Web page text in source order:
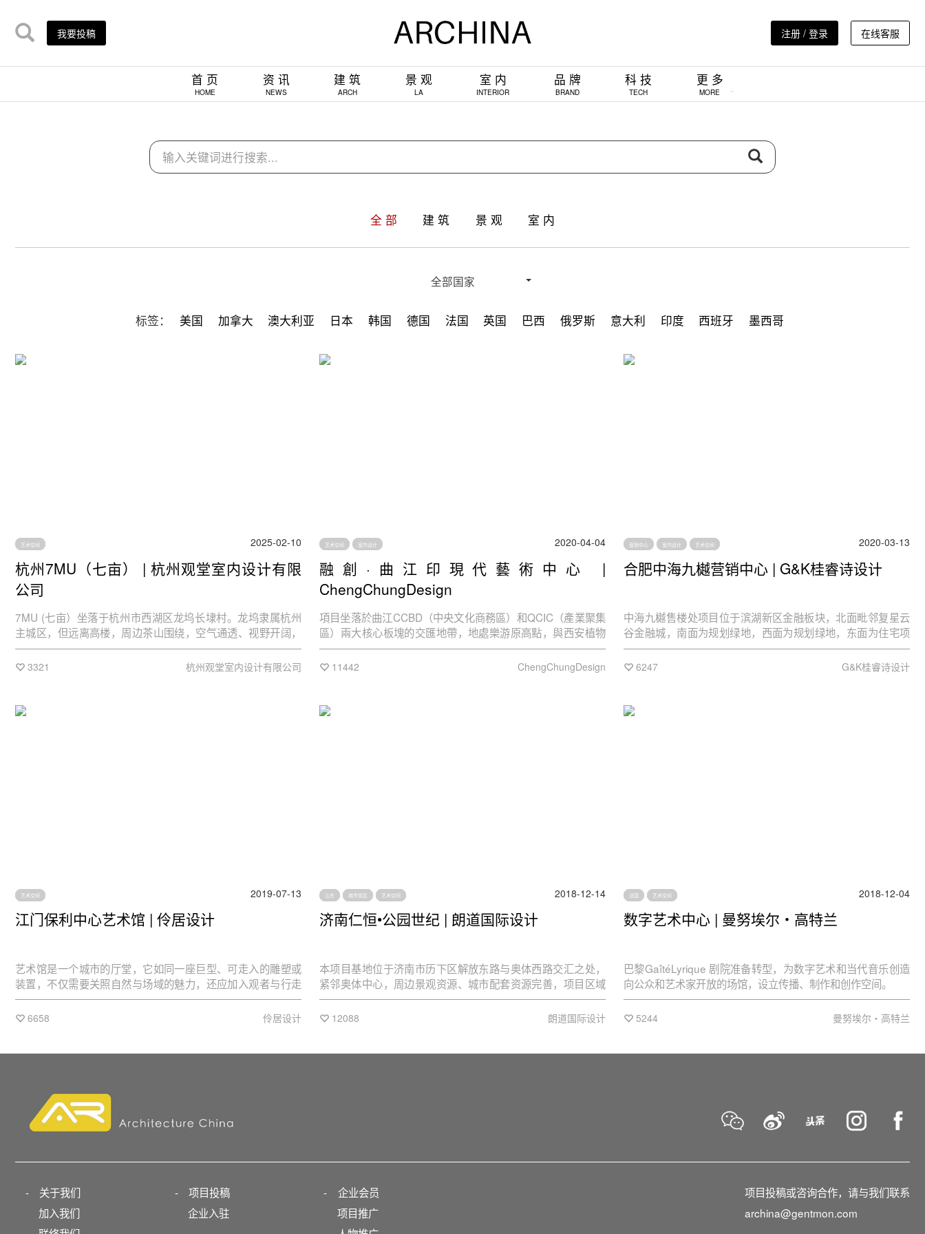
我要投稿 注册 / 登录 在线客服
首 页
HOME
资 讯
NEWS
建 筑
ARCH
景 观
LA
室 内
INTERIOR
品 牌
BRAND
科 技
TECH
更 多
MORE
全 部 建 筑 景 观 室 内
全部国家
标签： 美国 加拿大 澳大利亚 日本 韩国 德国 法国 英国 巴西 俄罗斯 意大利 印度 西班牙 墨西哥
艺术空间 2025-02-10
杭州7MU（七亩） | 杭州观堂室内设计有限
公司
7MU (七亩）坐落于杭州市西湖区龙坞长埭村。龙坞隶属杭州
主城区，但远离高楼，周边茶山围绕，空气通透、视野开阔，
农家菜格外鲜美，吸引众人徒步休闲喝茶，是城市里的世外桃
源。7MU占地面积4500平米，因而取名“七亩”，分为四大板块
3321 杭州观堂室内设计有限公司
艺术空间 室内设计 2020-04-04
融創·曲江印現代藝術中心 |
ChengChungDesign
項目坐落於曲江CCBD（中央文化商務區）和QCIC（產業聚集
區）兩大核心板塊的交匯地帶，地處樂游原高點，與西安植物
園一牆之隔，在遠處便看到這座充滿未來感的藝術水晶盒子漂
浮在城市上空。
11442 ChengChungDesign
营销中心 室内设计 艺术空间 2020-03-13
合肥中海九樾营销中心 | G&K桂睿诗设计
中海九樾售楼处项目位于滨湖新区金融板块，北面毗邻复星云
谷金融城，南面为规划绿地，西面为规划绿地，东面为住宅项
目用地。该项目汇融艺术与生命力做为思考主题，以汲取、融
合、再造的手法，为本项目注入“新”活力，打造一个全新的生活
6247 G&K桂睿诗设计
艺术空间 2019-07-13
江门保利中心艺术馆 | 伶居设计
艺术馆是一个城市的厅堂，它如同一座巨型、可走入的雕塑或
装置，不仅需要关照自然与场域的魅力，还应加入观者与行走
的时间感，如何实现多维度的诉求，成为观者与环境的综合
体，便成为重要话题。
6658 伶居设计
山东 城市街区 艺术空间 2018-12-14
济南仁恒•公园世纪 | 朗道国际设计
本项目基地位于济南市历下区解放东路与奥体西路交汇之处，
紧邻奥体中心，周边景观资源、城市配套资源完善，项目区域
规划优越，毗邻在建R轻轨。本区域的设计以小街区为概念基
础，用小尺度来创建一个适宜步行的城市街区空间。作为城市
12088 朗道国际设计
法国 艺术空间 2018-12-04
数字艺术中心 | 曼努埃尔・高特兰
巴黎GaîtéLyrique 剧院准备转型，为数字艺术和当代音乐创造
向公众和艺术家开放的场馆，设立传播、制作和创作空间。
5244 曼努埃尔・高特兰
-
关于我们
加入我们
-
项目投稿
企业入驻
-
企业会员
项目推广
项目投稿或咨询合作，请与我们联系
archina@gentmon.com